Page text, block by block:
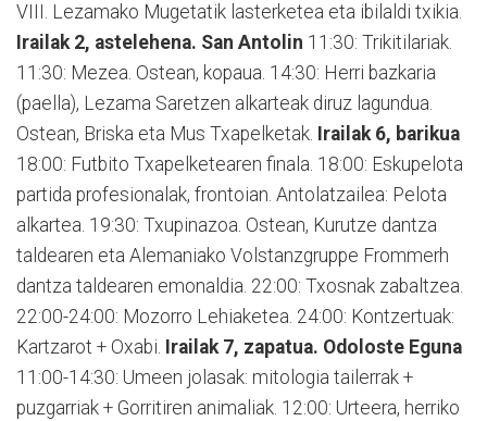
VIII. Lezamako Mugetatik lasterketea eta ibilaldi txikia.
Irailak 2, astelehena. San Antolin 11:30: Trikitilariak.
11:30: Mezea. Ostean, kopaua. 14:30: Herri bazkaria
(paella), Lezama Saretzen alkarteak diruz lagundua.
Ostean, Briska eta Mus Txapelketak. Irailak 6, barikua
18:00: Futbito Txapelketearen finala. 18:00: Eskupelota
partida profesionalak, frontoian. Antolatzailea: Pelota
alkartea. 19:30: Txupinazoa. Ostean, Kurutze dantza
taldearen eta Alemaniako Volstanzgruppe Frommerh
dantza taldearen emonaldia. 22:00: Txosnak zabaltzea.
22:00-24:00: Mozorro Lehiaketea. 24:00: Kontzertuak:
Kartzarot + Oxabi. Irailak 7, zapatua. Odoloste Eguna
11:00-14:30: Umeen jolasak: mitologia tailerrak +
puzgarriak + Gorritiren animaliak. 12:00: Urteera, herriko